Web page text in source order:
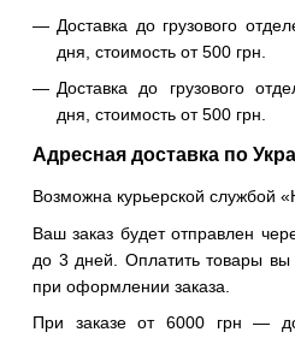
Доставка до грузового
дня, стоимость от 500 грн.
Доставка до грузового
дня, стоимость от 500 грн.
Адресная доставка по
Возможна курьерской службой
Ваш заказ будет отправлен
до 3 дней. Оплатить товары
при оформлении заказа.
При заказе от 6000 грн —